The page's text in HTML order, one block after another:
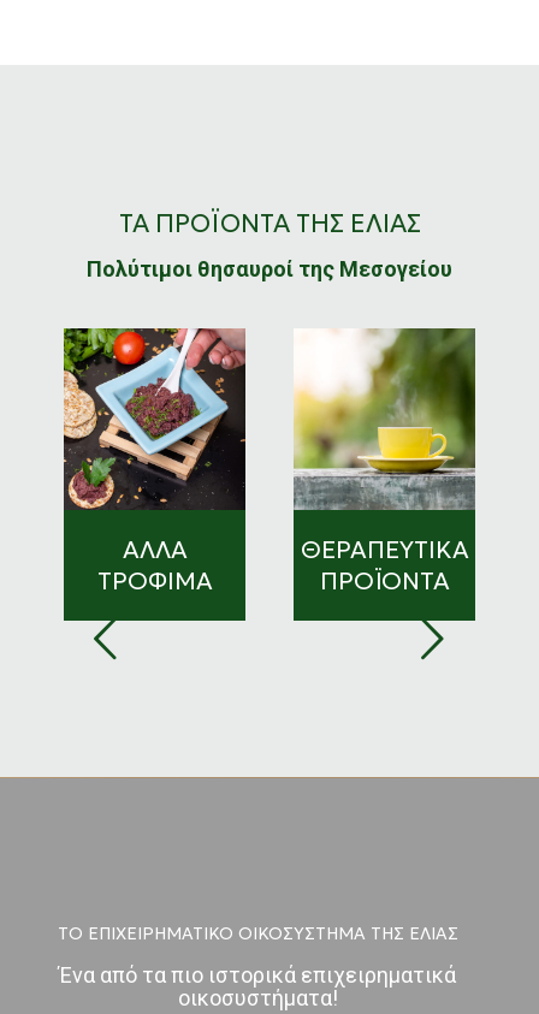
ΤΑ ΠΡΟΪΟΝΤΑ ΤΗΣ ΕΛΙΑΣ
Πολύτιμοι θησαυροί της Μεσογείου
ΑΛΛΑ
ΤΡΟΦΙΜΑ
ΘΕΡΑΠΕΥΤΙΚΑ
ΠΡΟΪΟΝΤΑ
ΤΟ ΕΠΙΧΕΙΡΗΜΑΤΙΚΟ ΟΙΚΟΣΥΣΤΗΜΑ ΤΗΣ ΕΛΙΑΣ
Ένα από τα πιο ιστορικά επιχειρηματικά
οικοσυστήματα!